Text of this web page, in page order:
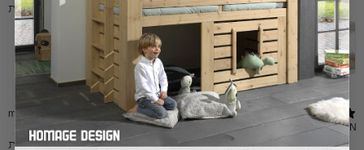
​אחלה מיטה ואחלה שירות
★ ·
1 review
areej N.
Verified buyer
•
Purchased 6 months ago
המיטה מושלמת, מתאימה בול לחדר של הילדה, איכות מצוינת ונראית